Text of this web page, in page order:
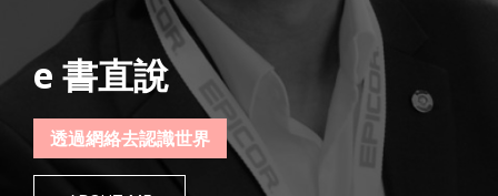
e 書直說
透過網絡去認識世界